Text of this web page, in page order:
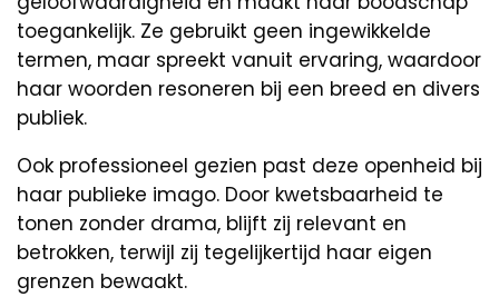
toegankelijk. Ze gebruikt geen ingewikkelde
termen, maar spreekt vanuit ervaring, waardoor
haar woorden resoneren bij een breed en divers
publiek.
Ook professioneel gezien past deze openheid bij
haar publieke imago. Door kwetsbaarheid te
tonen zonder drama, blijft zij relevant en
betrokken, terwijl zij tegelijkertijd haar eigen
grenzen bewaakt.